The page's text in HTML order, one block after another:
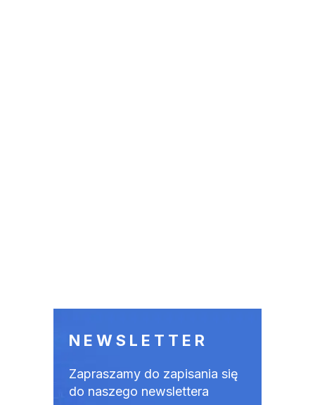
NEWSLETTER
Zapraszamy do zapisania się
do naszego newslettera